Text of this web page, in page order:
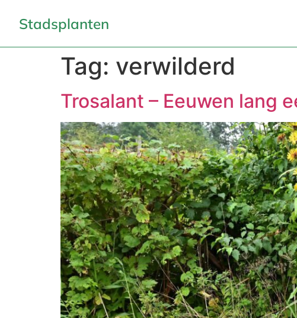
Stadsplanten
Tag: verwilderd
Trosalant – Eeuwen lang